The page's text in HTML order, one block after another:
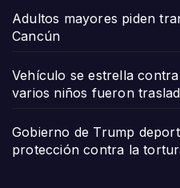
Adultos mayores piden
Cancún
Vehículo se estrella
varios niños fueron
Gobierno de Trump
protección contra la